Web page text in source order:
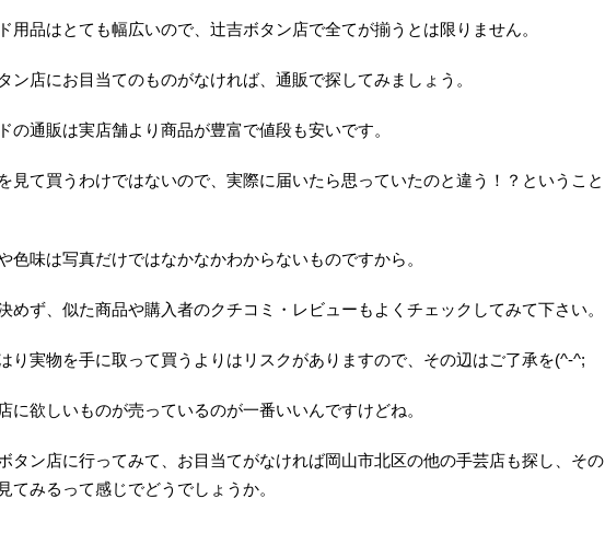
用品はとても幅広いので、辻吉ボタン店で全てが揃うとは限りません。
ン店にお目当てのものがなければ、通販で探してみましょう。
の通販は実店舗より商品が豊富で値段も安いです。
見て買うわけではないので、実際に届いたら思っていたのと違う！？ということ
色味は写真だけではなかなかわからないものですから。
めず、似た商品や購入者のクチコミ・レビューもよくチェックしてみて下さい。
り実物を手に取って買うよりはリスクがありますので、その辺はご了承を(^-^;
に欲しいものが売っているのが一番いいんですけどね。
タン店に行ってみて、お目当てがなければ岡山市北区の他の手芸店も探し、その
てみるって感じでどうでしょうか。